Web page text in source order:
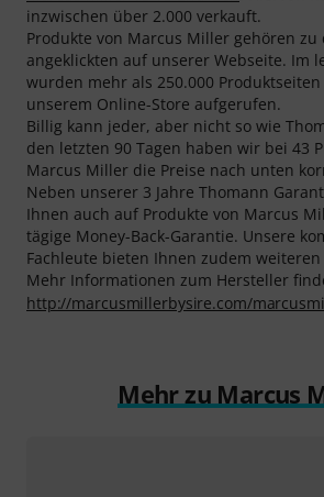
inzwischen über 2.000 verkauft.
Produkte von Marcus Miller gehören zu
angeklickten auf unserer Webseite. Im
wurden mehr als 250.000
unserem Online-Store aufgerufen.
Billig kann jeder, aber nicht so wie
den letzten 90 Tagen haben wir bei 43
Marcus Miller die Preise nach unten
Neben unserer 3 Jahre Thomann
Ihnen auch auf Produkte von Marcus
tägige Money-Back-Garantie. Unsere
Fachleute bieten Ihnen zudem weiteren
Mehr Informationen zum Hersteller
http://marcusmillerbysire.com/
Mehr zu Marcus